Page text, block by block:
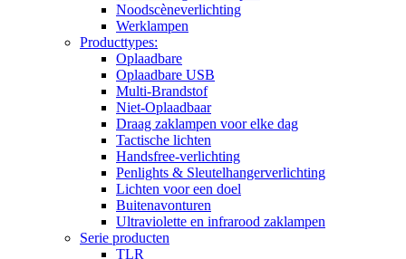
Noodscèneverlichting
Werklampen
Producttypes:
Oplaadbare
Oplaadbare USB
Multi-Brandstof
Niet-Oplaadbaar
Draag zaklampen voor elke dag
Tactische lichten
Handsfree-verlichting
Penlights & Sleutelhangerverlichting
Lichten voor een doel
Buitenavonturen
Ultraviolette en infrarood zaklampen
Serie producten
TLR